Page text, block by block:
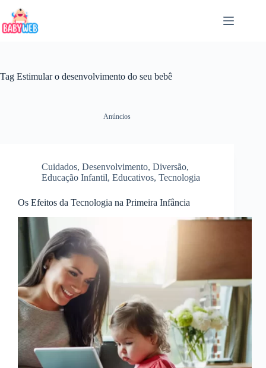
para
o
conteúdo
Tag Estimular o desenvolvimento do seu bebê
Anúncios
Cuidados, Desenvolvimento, Diversão,
Educação Infantil, Educativos, Tecnologia
Os Efeitos da Tecnologia na Primeira Infância